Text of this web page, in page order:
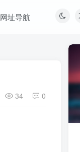
网址导航
34 0